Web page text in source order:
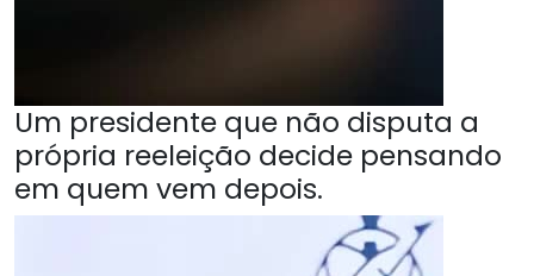
Um presidente que não disputa a
própria reeleição decide pensando
em quem vem depois.